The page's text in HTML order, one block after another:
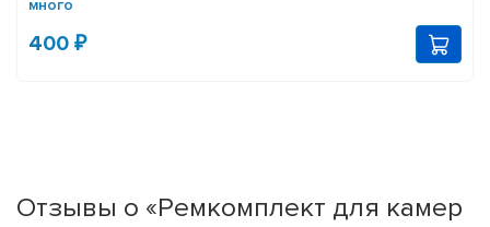
много
400 ₽
Отзывы о «Ремкомплект для камер